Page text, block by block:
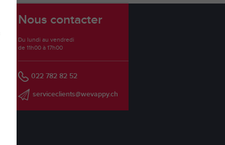
Nous contacter
Du lundi au vendredi
de 11h00 à 17h00
022 782 82 52
serviceclients@wevappy.ch